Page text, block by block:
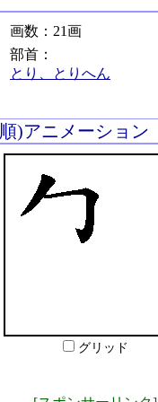
画数：21画
部首：
とり、とりへん
)アニメーション
グリッド